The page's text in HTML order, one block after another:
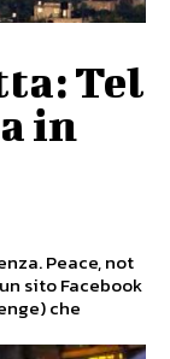
Tel
in
Peace, not
sito Facebook
che